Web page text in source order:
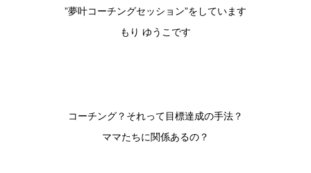
”夢叶コーチングセッション”をしています
もり ゆうこです
コーチング？それって目標達成の手法？
ママたちに関係あるの？